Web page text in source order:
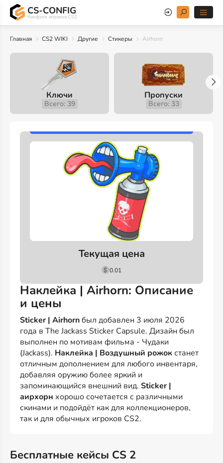
CS-CONFIG
Конфиги игроков CS2
Главная CS2 WIKI Другие Стикеры Airhorn
Ключи
Всего: 39
Пропуски
Всего: 33
Текущая цена
0.01
Наклейка | Airhorn: Описание
и цены
Sticker | Airhornбыл добавлен 3 июля 2026
года в The Jackass Sticker Capsule. Дизайн был
выполнен по мотивам фильма - Чудаки
(Jackass). Наклейка | Воздушный рожокстанет
отличным дополнением для любого инвентаря,
добавляя оружию более яркий и
запоминающийся внешний вид. Sticker |
аирхорн хорошо сочетается с различными
скинами и подойдёт как для коллекционеров,
так и для обычных игроков CS2.
Бесплатные кейсы CS 2